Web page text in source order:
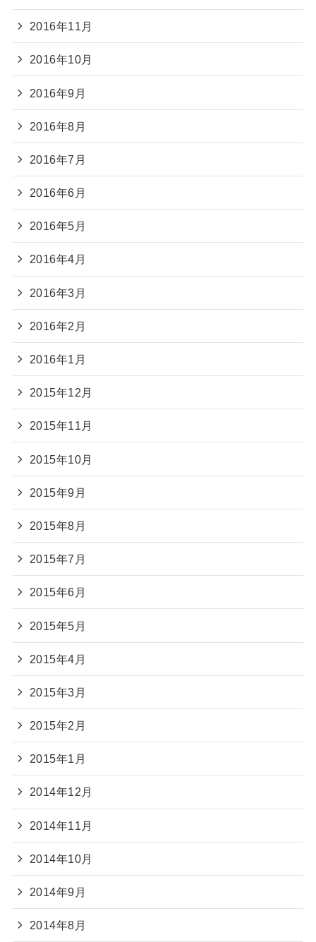
2016年11月
2016年10月
2016年9月
2016年8月
2016年7月
2016年6月
2016年5月
2016年4月
2016年3月
2016年2月
2016年1月
2015年12月
2015年11月
2015年10月
2015年9月
2015年8月
2015年7月
2015年6月
2015年5月
2015年4月
2015年3月
2015年2月
2015年1月
2014年12月
2014年11月
2014年10月
2014年9月
2014年8月